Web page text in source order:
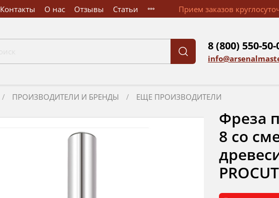
Контакты О нас Отзывы Статьи Прием заказов
8 (800) 550-50-
ПРОИЗВОДИТЕЛИ И БРЕНДЫ ЕЩЕ ПРОИЗВОДИТЕЛИ
Фреза
8 со